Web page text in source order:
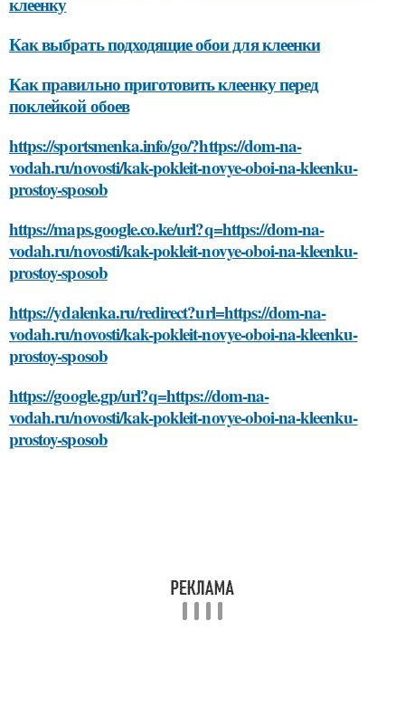
Как выбрать подходящие обои для клеенки
Как правильно приготовить клеенку перед
поклейкой обоев
https://sportsmenka.info/go/?https://dom-na-
vodah.ru/novosti/kak-pokleit-novye-oboi-na-kleenku-
prostoy-sposob
https://maps.google.co.ke/url?q=https://dom-na-
vodah.ru/novosti/kak-pokleit-novye-oboi-na-kleenku-
prostoy-sposob
https://ydalenka.ru/redirect?url=https://dom-na-
vodah.ru/novosti/kak-pokleit-novye-oboi-na-kleenku-
prostoy-sposob
https://google.gp/url?q=https://dom-na-
vodah.ru/novosti/kak-pokleit-novye-oboi-na-kleenku-
prostoy-sposob